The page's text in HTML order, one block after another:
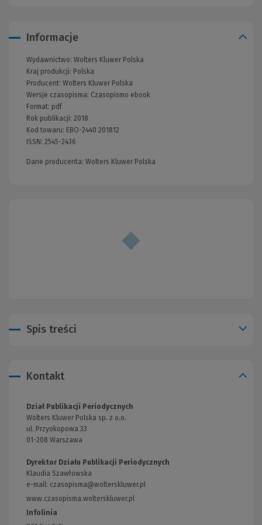
Informacje
Wydawnictwo: Wolters Kluwer Polska
Kraj produkcji: Polska
Producent: Wolters Kluwer Polska
Wersje czasopisma: Czasopismo ebook
Format: pdf
Rok publikacji: 2018
Kod towaru: EBO-2440 201812
ISSN: 2545-2436
Dane producenta: Wolters Kluwer Polska
Spis treści
Kontakt
Dział Publikacji Periodycznych
Wolters Kluwer Polska sp. z o.o.
ul. Przyokopowa 33
01-208 Warszawa
Dyrektor Działu Publikacji Periodycznych
Klaudia Szawłowska
e-mail: czasopisma@wolterskluwer.pl
www.czasopisma.wolterskluwer.pl
Infolinia